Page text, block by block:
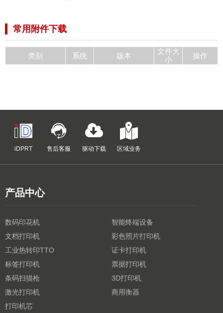
常用附件下载
类别 系统 版本
文件大
小
操作
iDPRT 售后客服 驱动下载 区域业务
产品中心
数码印花机
智能终端设备
文档打印机
彩色照片打印机
工业热转印TTO
证卡打印机
标签打印机
票据打印机
条码扫描枪
3D打印机
激光打印机
商用衡器
打印机芯